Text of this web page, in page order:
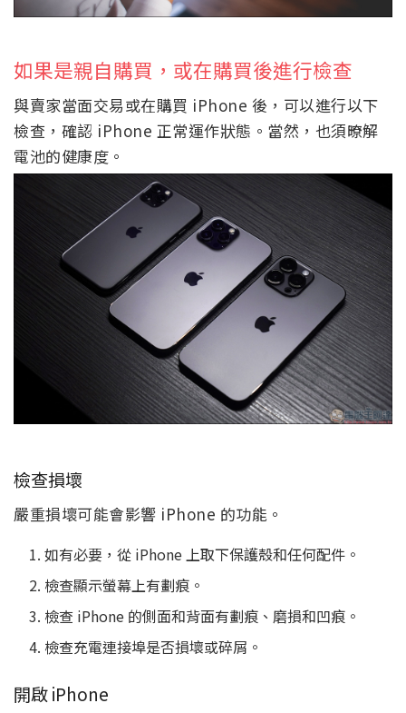
如果是親自購買，或在購買後進行檢查
與賣家當面交易或在購買 iPhone 後，可以進行以下
檢查，確認 iPhone 正常運作狀態。當然，也須暸解
電池的健康度。
檢查損壞
嚴重損壞可能會影響 iPhone 的功能。
如有必要，從 iPhone 上取下保護殼和任何配件。
檢查顯示螢幕上有劃痕。
檢查 iPhone 的側面和背面有劃痕、磨損和凹痕。
檢查充電連接埠是否損壞或碎屑。
開啟 iPhone